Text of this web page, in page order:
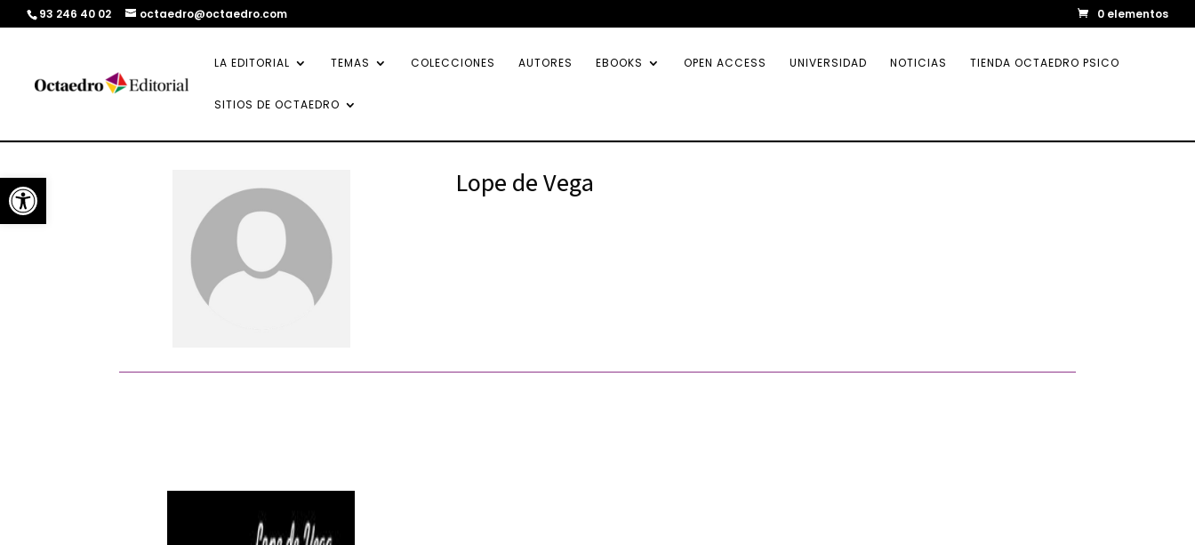
Abrir barra de herramientas
93 246 40 02 octaedro@octaedro.com 0 elementos
LA EDITORIAL TEMAS COLECCIONES AUTORES EBOOKS OPEN ACCESS UNIVERSIDAD NOTICIAS TIENDA OCTAEDRO PSICO
SITIOS DE OCTAEDRO
Lope de Vega